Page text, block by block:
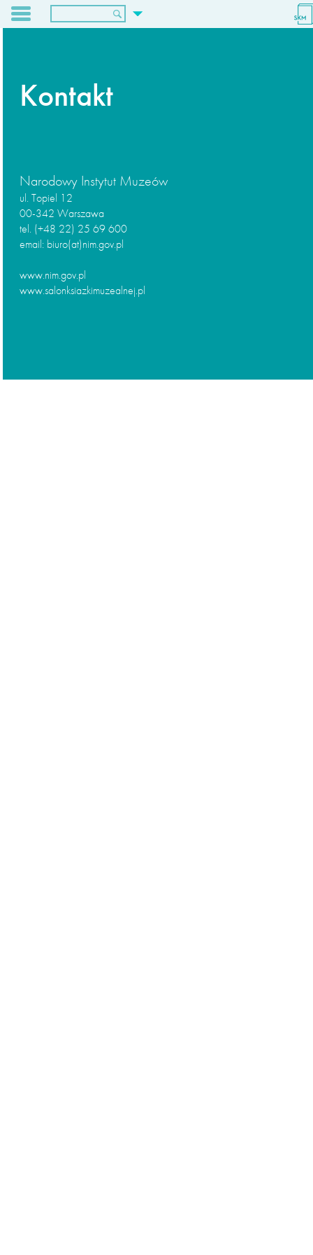
Archiwum
Kontakt
Kontakt
Narodowy Instytut Muzeów
ul. Topiel 12
00-342 Warszawa
tel. (+48 22) 25 69 600
email: biuro(at)nim.gov.pl
www.nim.gov.pl
www.salonksiazkimuzealnej.pl